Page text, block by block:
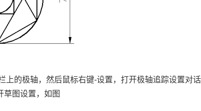
上的极轴，然后鼠标右键-设置，打开极轴追踪设置对话
草图设置，如图